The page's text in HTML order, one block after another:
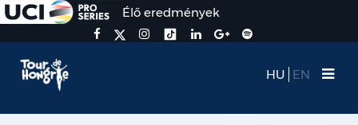
Élő eredmények
HU EN